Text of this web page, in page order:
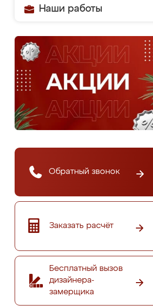
Наши работы
Обратный звонок
Заказать расчёт
Бесплатный вызов
дизайнера-
замерщика